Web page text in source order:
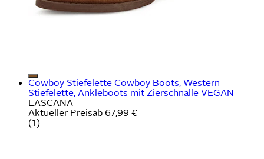
Cowboy Stiefelette Cowboy Boots, Western
Stiefelette, Ankleboots mit Zierschnalle VEGAN
LASCANA
Aktueller Preisab 67,99 €
(1)